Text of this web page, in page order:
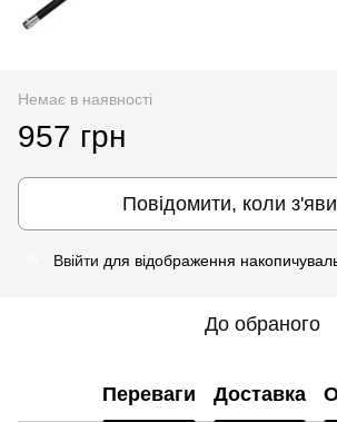
Немає в наявності
957 грн
Повідомити, коли
Ввійти для відображення
До обраного
Переваги Доставка